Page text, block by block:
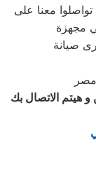
تواصلوا معنا على
مجهزة
صيانة
و هيتم الاتصال بك